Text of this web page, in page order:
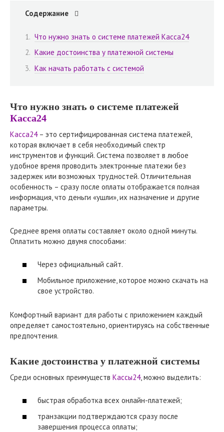
Содержание
Что нужно знать о системе платежей Касса24
Какие достоинства у платежной системы
Как начать работать с системой
Что нужно знать о системе платежей
Касса24
Касса24– это сертифицированная система платежей,
которая включает в себя необходимый спектр
инструментов и функций. Система позволяет в любое
удобное время проводить электронные платежи без
задержек или возможных трудностей. Отличительная
особенность – сразу после оплаты отображается полная
информация, что деньги «ушли», их назначение и другие
параметры.
Среднее время оплаты составляет около одной минуты.
Оплатить можно двумя способами:
Через официальный сайт.
Мобильное приложение, которое можно скачать на
свое устройство.
Комфортный вариант для работы с приложением каждый
определяет самостоятельно, ориентируясь на собственные
предпочтения.
Какие достоинства у платежной системы
Среди основных преимуществ Кассы24, можно выделить:
быстрая обработка всех онлайн-платежей;
транзакции подтверждаются сразу после
завершения процесса оплаты;